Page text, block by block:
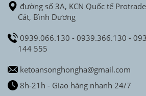
đường số 3A, KCN Quốc tế
Cát, Bình Dương
0939.066.130 - 0939.366.130 -
144 555
ketoansonghongha@gmail.com
8h-21h - Giao hàng nhanh 24/7